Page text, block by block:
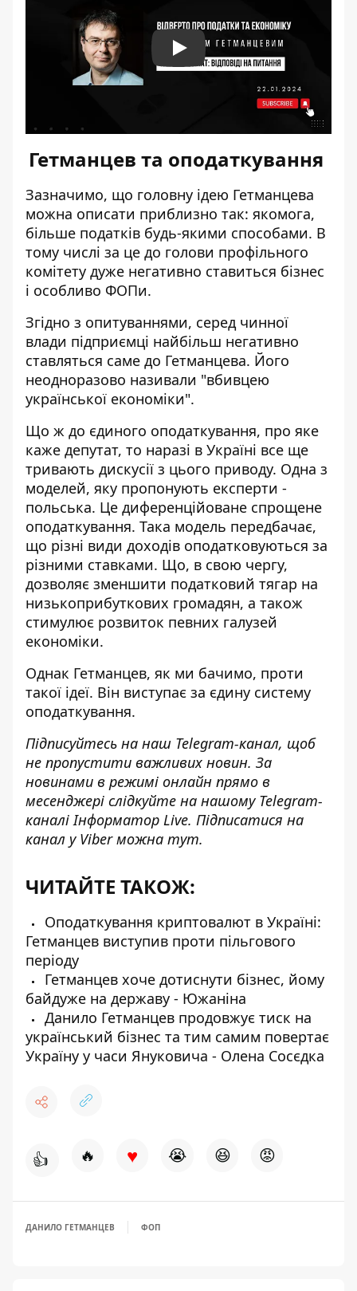
Play
Гетманцев та оподаткування
Зазначимо, що головну ідею Гетманцева
можна описати приблизно так: якомога,
більше податків будь-якими способами. В
тому числі за це до голови профільного
комітету дуже негативно ставиться бізнес
і особливо ФОПи.
Згідно з опитуваннями, серед чинної
влади підприємці найбільш негативно
ставляться саме до Гетманцева. Його
неодноразово називали "вбивцею
української економіки".
Що ж до єдиного оподаткування, про яке
каже депутат, то наразі в Україні все ще
тривають дискусії з цього приводу. Одна з
моделей, яку пропонують експерти -
польська. Це диференційоване спрощене
оподаткування. Така модель передбачає,
що різні види доходів оподатковуються за
різними ставками. Що, в свою чергу,
дозволяє зменшити податковий тягар на
низькоприбуткових громадян, а також
стимулює розвиток певних галузей
економіки.
Однак Гетманцев, як ми бачимо, проти
такої ідеї. Він виступає за єдину систему
оподаткування.
Підписуйтесь на наш Telegram-канал, щоб
не пропустити важливих новин. За
новинами в режимі онлайн прямо в
месенджері слідкуйте на нашому Telegram-
каналіІнформатор Live. Підписатися на
канал у Viber можна тут.
ЧИТАЙТЕ ТАКОЖ:
Оподаткування криптовалют в Україні:
Гетманцев виступив проти пільгового
періоду
Гетманцев хоче дотиснути бізнес, йому
байдуже на державу - Южаніна
Данило Гетманцев продовжує тиск на
український бізнес та тим самим повертає
Україну у часи Януковича - Олена Сосєдка
👍 🔥 ♥ 😭 😆 😡
ДАНИЛО ГЕТМАНЦЕВ ФОП